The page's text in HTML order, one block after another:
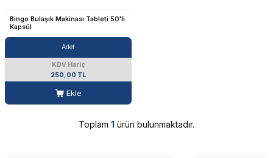
Bingo Bulaşık Makinası Tableti 50'li
Kapsül
Adet
KDV Hariç
250,00 TL
Ekle
Toplam 1 ürün bulunmaktadır.